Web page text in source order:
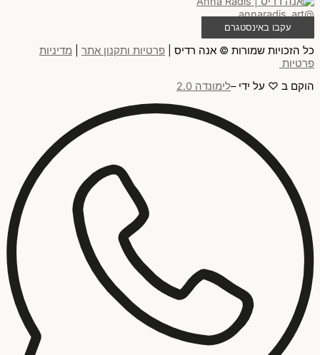
@annaradis_art
עקבו באינסטגרם
כל הזכויות שמורות © אנה רדיס | פרטיות ותקנון אתר
מדיניות
פרטיות
הוקם ב ♡ על ידי –לימונדה 2.0